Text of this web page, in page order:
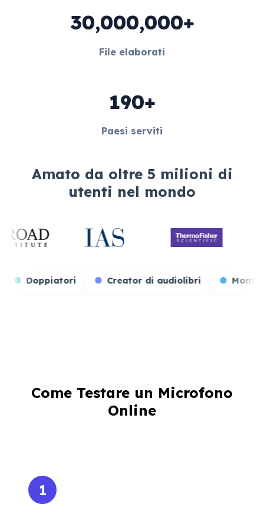
30,000,000+
File elaborati
190+
Paesi serviti
Amato da oltre 5 milioni di
utenti nel mondo
di giochi Doppiatori Creator di audiolibri
Come Testare un Microfono
Online
1